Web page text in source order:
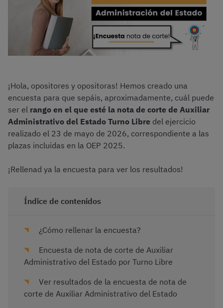
¡Hola, opositores y opositoras! Hemos creado una
encuesta para que sepáis, aproximadamente, cuál puede
ser el rango en el que esté la nota de corte de Auxiliar
Administrativo del Estado Turno Libre del ejercicio
realizado el 23 de mayo de 2026, correspondiente a las
plazas incluidas en la OEP 2025.
¡Rellenad ya la encuesta para ver los resultados!
Índice de contenidos
¿Cómo rellenar la encuesta?
Encuesta de nota de corte de Auxiliar
Administrativo del Estado por Turno Libre
Ver resultados de la encuesta de nota de
corte de Auxiliar Administrativo del Estado